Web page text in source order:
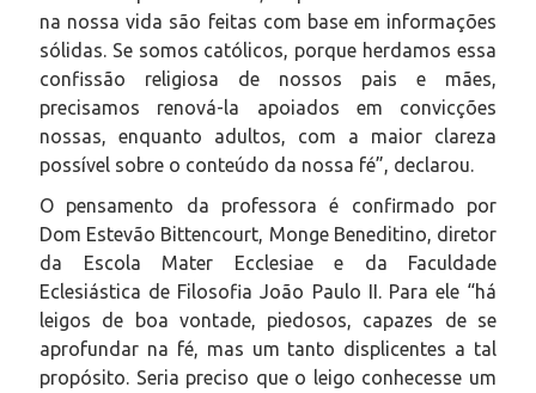
na nossa vida são feitas com base em informações
sólidas. Se somos católicos, porque herdamos essa
confissão religiosa de nossos pais e mães,
precisamos renová-la apoiados em convicções
nossas, enquanto adultos, com a maior clareza
possível sobre o conteúdo da nossa fé”, declarou.
O pensamento da professora é confirmado por
Dom Estevão Bittencourt, Monge Beneditino, diretor
da Escola Mater Ecclesiae e da Faculdade
Eclesiástica de Filosofia João Paulo II. Para ele “há
leigos de boa vontade, piedosos, capazes de se
aprofundar na fé, mas um tanto displicentes a tal
propósito. Seria preciso que o leigo conhecesse um